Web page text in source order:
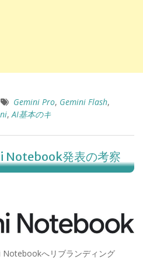
Gemini Pro, Gemini Flash,
,AI基本のキ
Notebook発表の考察
へリブランディング